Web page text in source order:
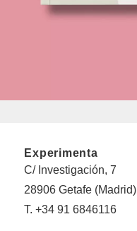
Experimenta
C/ Investigación, 7
28906 Getafe (Madrid)
T. +34 91 6846116